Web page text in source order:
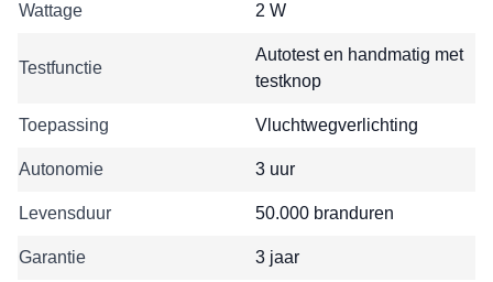
Wattage 2 W
Testfunctie
Autotest en handmatig met
testknop
Toepassing Vluchtwegverlichting
Autonomie 3 uur
Levensduur 50.000 branduren
Garantie 3 jaar